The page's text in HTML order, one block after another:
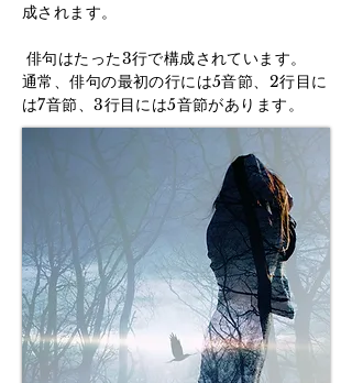
成されます。
俳句はたった3行で構成されています。
通常、俳句の最初の行には5音節、2行目に
は7音節、3行目には5音節があります。